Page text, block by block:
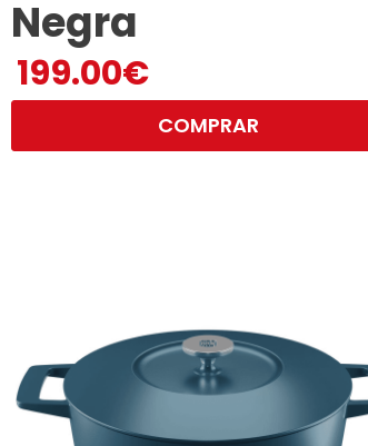
Negra
199.00€
COMPRAR